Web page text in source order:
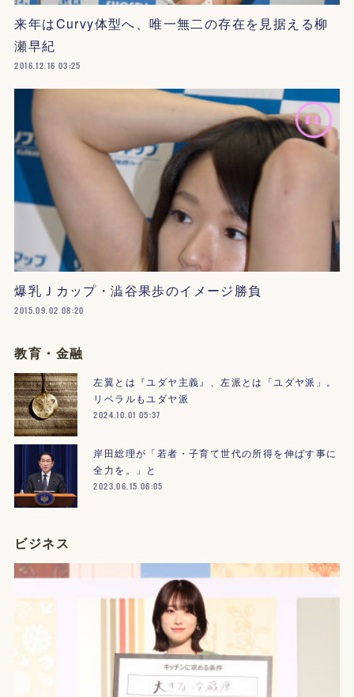
来年はCurvy体型へ、唯一無二の存在を見据える柳
瀬早紀
2016.12.16 03:25
爆乳Ｊカップ・澁谷果歩のイメージ勝負
2015.09.02 08:20
教育・金融
左翼とは『ユダヤ主義』、左派とは「ユダヤ派」。
リベラルもユダヤ派
2024.10.01 05:37
岸田総理が「若者・子育て世代の所得を伸ばす事に
全力を。」と
2023.06.15 06:05
ビジネス